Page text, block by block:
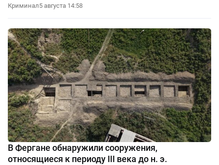
Криминал5 августа 14:58
В Фергане обнаружили сооружения,
относящиеся к периоду III века до н. э.